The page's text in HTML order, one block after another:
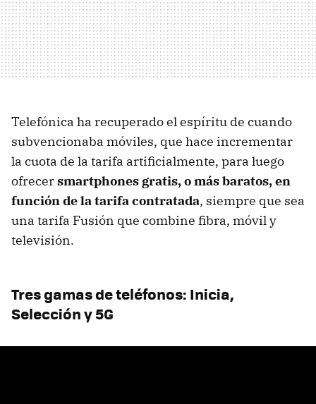
Telefónica ha recuperado el espíritu de cuando
subvencionaba móviles, que hace incrementar
la cuota de la tarifa artificialmente, para luego
ofrecersmartphones gratis, o más baratos, en
función de la tarifa contratada, siempre que sea
una tarifa Fusión que combine fibra, móvil y
televisión.
Tres gamas de teléfonos: Inicia,
Selección y 5G